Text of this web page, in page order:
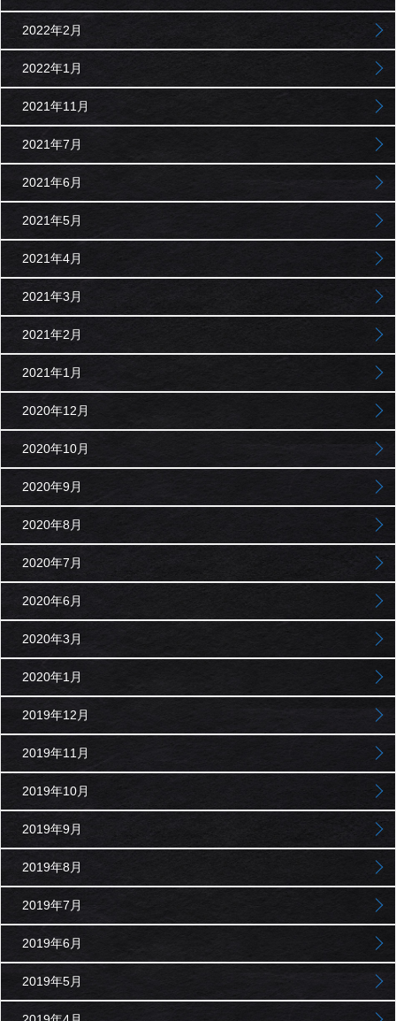
2022年2月
2022年1月
2021年11月
2021年7月
2021年6月
2021年5月
2021年4月
2021年3月
2021年2月
2021年1月
2020年12月
2020年10月
2020年9月
2020年8月
2020年7月
2020年6月
2020年3月
2020年1月
2019年12月
2019年11月
2019年10月
2019年9月
2019年8月
2019年7月
2019年6月
2019年5月